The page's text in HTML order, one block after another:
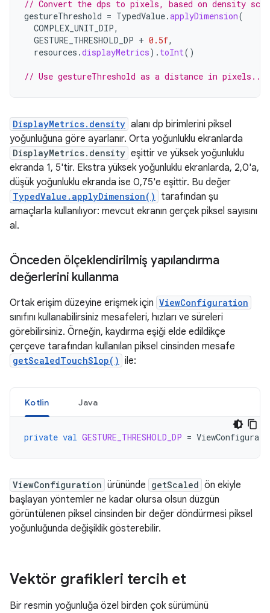
// Convert the dps to pixels, based on density
gestureThreshold = TypedValue.applyDimension(
COMPLEX_UNIT_DIP,
GESTURE_THRESHOLD_DP + 0.5f,
resources .displayMetrics). toInt()
// Use gestureThreshold as a distance in pixels...
DisplayMetrics.density alanı dp birimlerini piksel
yoğunluğuna göre ayarlanır. Orta yoğunluklu ekranlarda
DisplayMetrics.density eşittir ve yüksek yoğunluklu
ekranda 1, 5'tir. Ekstra yüksek yoğunluklu ekranlarda, 2,0'a,
düşük yoğunluklu ekranda ise 0,75'e eşittir. Bu değer
TypedValue.applyDimension()
tarafından şu
amaçlarla kullanılıyor: mevcut ekranın gerçek piksel sayısını
al.
Önceden ölçeklendirilmiş yapılandırma
değerlerini kullanma
Ortak erişim düzeyine erişmek için ViewConfiguration
sınıfını kullanabilirsiniz mesafeleri, hızları ve süreleri
görebilirsiniz. Örneğin, kaydırma eşiği elde edildikçe
çerçeve tarafından kullanılan piksel cinsinden mesafe
getScaledTouchSlop() ile:
Kotlin Java
private val GESTURE_THRESHOLD_DP =
ViewConfiguration ürününde getScaled ön ekiyle
başlayan yöntemler ne kadar olursa olsun düzgün
görüntülenen piksel cinsinden bir değer döndürmesi piksel
yoğunluğunda değişiklik gösterebilir.
Vektör grafikleri tercih et
Bir resmin yoğunluğa özel birden çok sürümünü